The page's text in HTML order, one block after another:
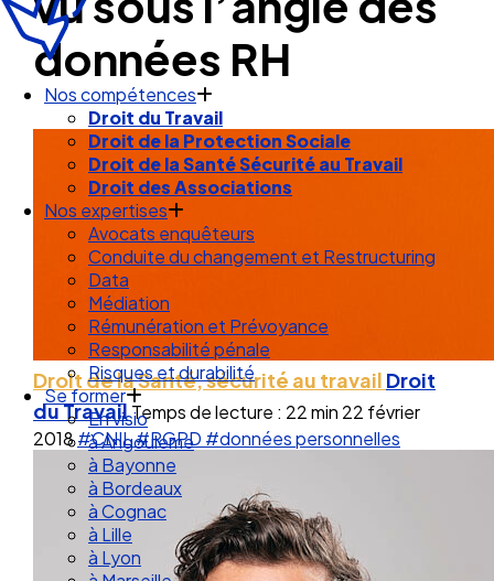
Nos compétences
Droit du Travail
Droit de la Protection Sociale
Droit de la Santé Sécurité au Travail
Droit des Associations
Nos expertises
Avocats enquêteurs
Conduite du changement et Restructuring
Data
Médiation
Rémunération et Prévoyance
Responsabilité pénale
Risques et durabilité
Se former
En visio
à Angouleme
à Bayonne
à Bordeaux
à Cognac
à Lille
à Lyon
données RH
Droit de la Santé, sécurité au travail Droit
du TravailTemps de lecture : 22 min 22 février
2018#CNIL#RGPD #données personnelles